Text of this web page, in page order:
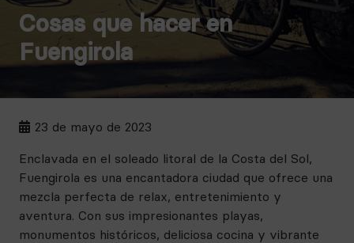
Cosas que hacer en
Fuengirola
23 de mayo de 2023
Enclavada en el soleado litoral de la Costa del Sol,
Fuengirola es una encantadora ciudad que ofrece una
mezcla perfecta de relax, entretenimiento y
aventura. Con sus impresionantes playas,
monumentos históricos, deliciosa cocina y vibrante